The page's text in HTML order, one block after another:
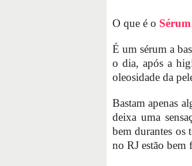
O que é o
É um sérum a
o dia, após a
oleosidade da
Bastam apenas
deixa uma
bem durantes os
no RJ estão bem